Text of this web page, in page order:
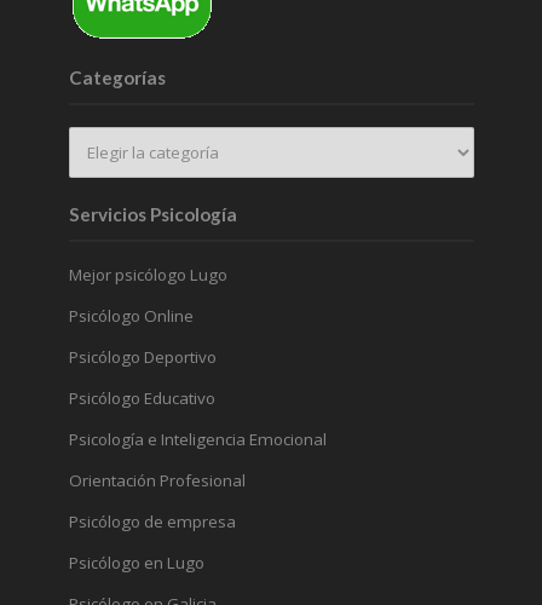
Categorías
Servicios Psicología
Mejor psicólogo Lugo
Psicólogo Online
Psicólogo Deportivo
Psicólogo Educativo
Psicología e Inteligencia Emocional
Orientación Profesional
Psicólogo de empresa
Psicólogo en Lugo